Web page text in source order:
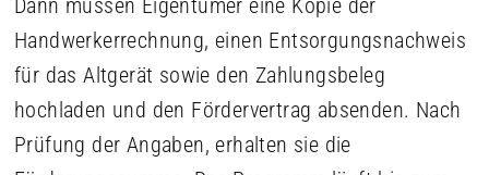
Dann müssen Eigentümer eine Kopie der
Handwerkerrechnung, einen Entsorgungsnachweis
für das Altgerät sowie den Zahlungsbeleg
hochladen und den Fördervertrag absenden. Nach
Prüfung der Angaben, erhalten sie die